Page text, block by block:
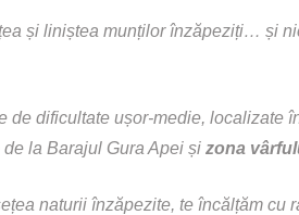
și liniștea munților înzăpeziți… și
de dificultate ușor-medie, localizate
la Barajul Gura Apei și zona
naturii înzăpezite, te încălțăm